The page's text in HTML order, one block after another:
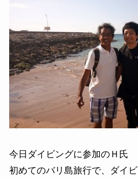
今日ダイビングに参加のＨ氏
初めてのバリ島旅行で、ダイ